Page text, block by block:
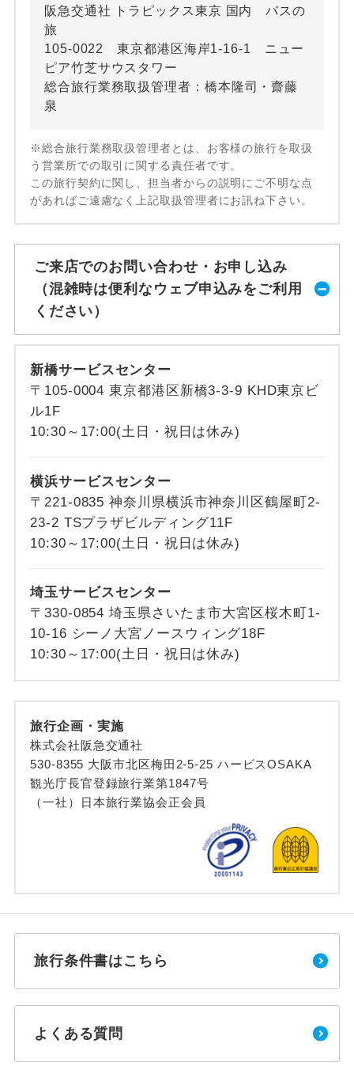
阪急交通社 トラピックス東京 国内 バスの
旅
105-0022 東京都港区海岸1-16-1 ニュー
ピア竹芝サウスタワー
総合旅行業務取扱管理者：橋本隆司・齋藤
泉
※総合旅行業務取扱管理者とは、お客様の旅行を取扱
う営業所での取引に関する責任者です。
この旅行契約に関し、担当者からの説明にご不明な点
があればご遠慮なく上記取扱管理者にお訊ね下さい。
ご来店でのお問い合わせ・お申し込み
（混雑時は便利なウェブ申込みをご利用
ください）
新橋サービスセンター
〒105-0004 東京都港区新橋3-3-9 KHD東京ビ
ル1F
10:30～17:00(土日・祝日は休み)
横浜サービスセンター
〒221-0835 神奈川県横浜市神奈川区鶴屋町2-
23-2 TSプラザビルディング11F
10:30～17:00(土日・祝日は休み)
埼玉サービスセンター
〒330-0854 埼玉県さいたま市大宮区桜木町1-
10-16 シーノ大宮ノースウィング18F
10:30～17:00(土日・祝日は休み)
旅行企画・実施
株式会社阪急交通社
530-8355 大阪市北区梅田2-5-25 ハービスOSAKA
観光庁長官登録旅行業第1847号
（一社）日本旅行業協会正会員
旅行条件書はこちら
よくある質問